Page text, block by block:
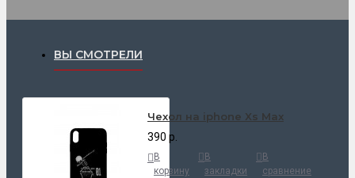
ВЫ СМОТРЕЛИ
Чехол на iphone Xs Max
390 р.
В
корзину
В
закладки
В
сравнение